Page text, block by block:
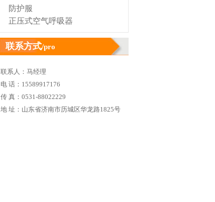
防护服
正压式空气呼吸器
联系方式/pro
联系人：马经理
电 话：15589917176
传 真：0531-88022229
地 址：山东省济南市历城区华龙路1825号